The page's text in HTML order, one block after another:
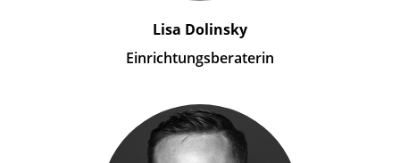
Lisa Dolinsky
Einrichtungsberaterin